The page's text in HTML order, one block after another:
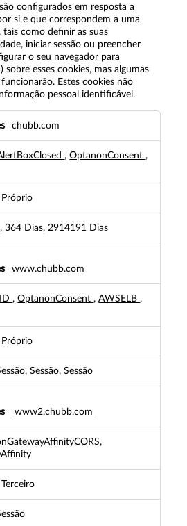
configurados em resposta a
si e que correspondem a uma
tais como definir as suas
iniciar sessão ou preencher
o seu navegador para
sobre esses cookies, mas algumas
Estes cookies não
pessoal identificável.
chubb.com
,OptanonConsent,
Próprio
364 Dias, 2914191 Dias
www.chubb.com
,OptanonConsent,AWSELB,
Próprio
Sessão, Sessão
www2.chubb.com
Terceiro